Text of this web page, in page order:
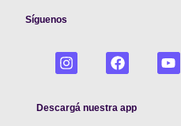
Síguenos
Descargá nuestra app